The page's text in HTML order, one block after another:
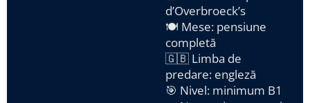
d’Overbroeck’s
🍽️ Mese: pensiune
completă
🇬🇧 Limba de
predare: engleză
🎯 Nivel: minimum B1